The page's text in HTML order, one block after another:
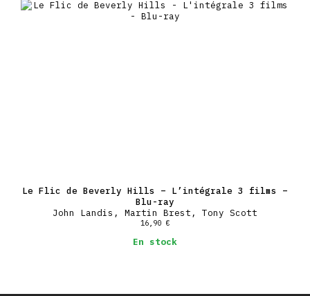
Le Flic de Beverly Hills – L’intégrale 3 films –
Blu-ray
John Landis, Martin Brest, Tony Scott
16,90 €
En stock